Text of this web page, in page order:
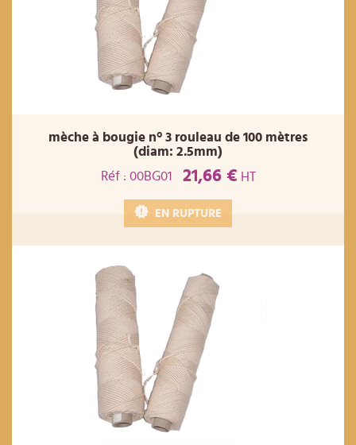
mèche à bougie n° 3 rouleau de 100 mètres
(diam: 2.5mm)
Réf : 00BG01
21,66 € HT
EN RUPTURE